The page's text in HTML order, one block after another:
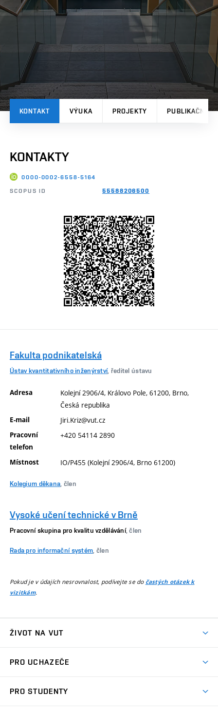
KONTAKT VÝUKA PROJEKTY PUBLIKAČNÍ
KONTAKTY
0000-0002-6558-5164
SCOPUS ID 55588206500
Fakulta podnikatelská
Ústav kvantitativního inženýrství, ředitel ústavu
Adresa
Kolejní 2906/4, Královo Pole, 61200, Brno,
Česká republika
E-mail Jiri.Kriz@vut.cz
Pracovní
telefon
+420 54114 2890
Místnost IO/P455 (Kolejní 2906/4, Brno 61200)
Kolegium děkana, člen
Vysoké učení technické v Brně
Pracovní skupina pro kvalitu vzdělávání, člen
Rada pro informační systém , člen
Pokud je v údajích nesrovnalost, podívejte se do častých otázek k
vizitkám.
ŽIVOT NA VUT
Koleje
PRO UCHAZEČE
PRO STUDENTY